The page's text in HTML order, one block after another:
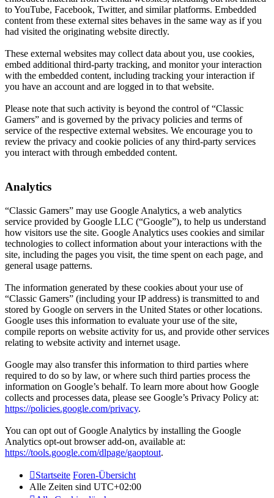
to YouTube, Facebook, Twitter, and similar platforms. Embedded
content from these external sites behaves in the same way as if you
had visited the originating website directly.
These external websites may collect data about you, use cookies,
embed additional third-party tracking, and monitor your interaction
with the embedded content, including tracking your interaction if
you have an account and are logged in to that website.
Please note that such activity is beyond the control of “Classic
Gamers” and is governed by the privacy policies and terms of
service of the respective external websites. We encourage you to
review the privacy and cookie policies of any third-party services
you interact with through embedded content.
Analytics
“Classic Gamers” may use Google Analytics, a web analytics
service provided by Google LLC (“Google”), to help us understand
how visitors use the site. Google Analytics uses cookies and similar
technologies to collect information about your interactions with the
site, including the pages you visit, the time spent on each page, and
general usage patterns.
The information generated by these cookies about your use of
“Classic Gamers” (including your IP address) is transmitted to and
stored by Google on servers in the United States or other locations.
Google uses this information to evaluate your use of the site,
compile reports on website activity for us, and provide other services
relating to website activity and internet usage.
Google may also transfer this information to third parties where
required to do so by law, or where such third parties process the
information on Google’s behalf. To learn more about how Google
collects and processes data, please see Google’s Privacy Policy at:
https://policies.google.com/privacy.
You can opt out of Google Analytics by installing the Google
Analytics opt-out browser add-on, available at:
https://tools.google.com/dlpage/gaoptout.
Startseite Foren-Übersicht
Alle Zeiten sind UTC+02:00